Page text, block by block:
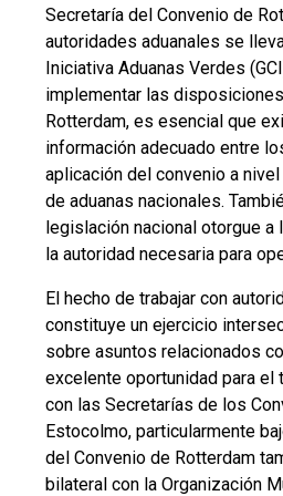
Secretaría del Convenio de
autoridades aduanales se
Iniciativa Aduanas Verdes
implementar las
Rotterdam, es esencial que
información adecuado entre
aplicación del convenio a
de aduanas nacionales.
legislación nacional otorgue
la autoridad necesaria para
El hecho de trabajar con
constituye un ejercicio
sobre asuntos relacionados
excelente oportunidad para el
con las Secretarías de los
Estocolmo, particularmente
del Convenio de Rotterdam
bilateral con la Organización